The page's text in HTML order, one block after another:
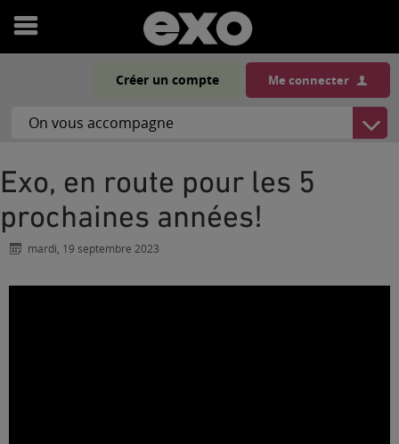
Ouvrir
menu
Créer un compte Me connecter
Exo, en route pour les 5
prochaines années!
mardi, 19 septembre 2023